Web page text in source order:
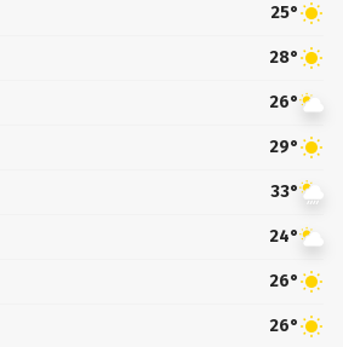
25°
28°
26°
29°
33°
24°
26°
26°